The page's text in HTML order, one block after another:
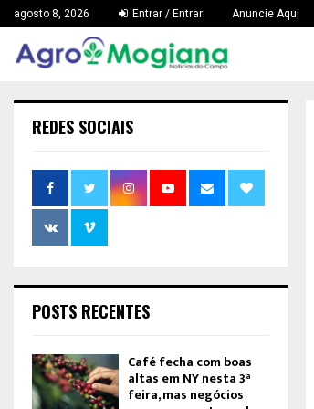
agosto 8, 2026 Entrar / Entrar Anuncie Aqui
REDES SOCIAIS
POSTS RECENTES
Café fecha com boas
altas em NY nesta 3ª
feira, mas negócios